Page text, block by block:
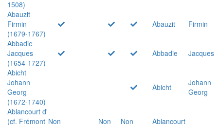
1508)
Abauzit
Firmin
(1679-1767)
Abauzit
Firmin
Abbadie
Jacques
(1654-1727)
Abbadie
Jacques
Abicht
Johann
Georg
(1672-1740)
Abicht
Johann
Georg
Ablancourt d'
(cf. Frémont Non Non Non
Ablancourt